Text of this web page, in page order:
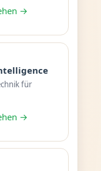
→
für
→